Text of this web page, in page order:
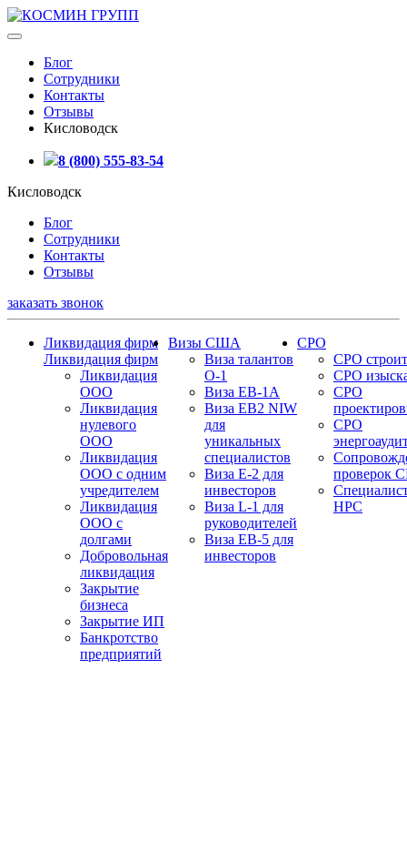
Блог
Сотрудники
Контакты
Отзывы
Кисловодск
8 (800) 555-83-54
Кисловодск
Блог
Сотрудники
Контакты
Отзывы
заказать звонок
Ликвидация фирм
Ликвидация фирм
Ликвидация
ООО
Ликвидация
нулевого
ООО
Ликвидация
ООО с одним
учредителем
Ликвидация
ООО с
долгами
Добровольная
ликвидация
Закрытие
бизнеса
Закрытие ИП
Банкротство
предприятий
Визы США
Виза талантов
О-1
Виза EB-1A
Виза EB2 NIW
для
уникальных
специалистов
Виза E-2 для
инвесторов
Виза L-1 для
руководителей
Виза EB-5 для
инвесторов
СРО
СРО
СРО
СРО
СРО
проверок
НРС